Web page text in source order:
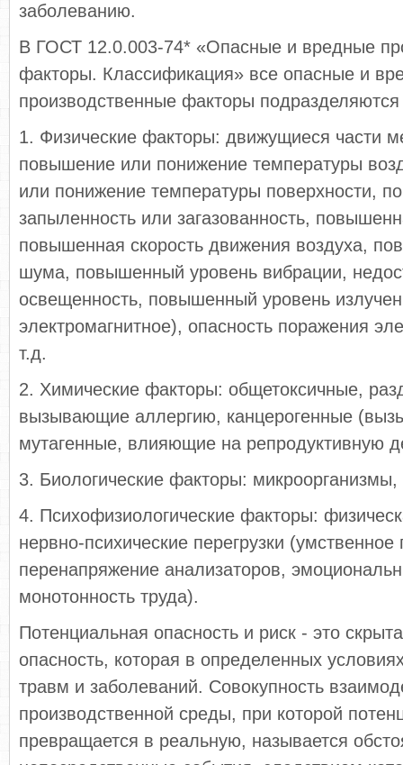
заболеванию.
В ГОСТ 12.0.003-74* «Опасные и вредные
факторы. Классификация» все опасные и
производственные факторы
1. Физические факторы: движущиеся части
повышение или понижение температуры
или понижение температуры поверхности,
запыленность или загазованность,
повышенная скорость движения воздуха,
шума, повышенный уровень вибрации,
освещенность, повышенный уровень
электромагнитное), опасность поражения
т.д.
2. Химические факторы: общетоксичные,
вызывающие аллергию, канцерогенные
мутагенные, влияющие на репродуктивную
3. Биологические факторы:
4. Психофизиологические факторы:
нервно-психические перегрузки
перенапряжение анализаторов,
монотонность труда).
Потенциальная опасность и риск - это
опасность, которая в определенных
травм и заболеваний. Совокупность
производственной среды, при которой
превращается в реальную, называется